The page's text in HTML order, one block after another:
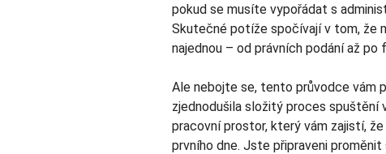
pokud se musíte vypořádat s
Skutečné potíže spočívají v tom, že
najednou – od právních podání až po
Ale nebojte se, tento průvodce vám
zjednodušila složitý proces spuštění
pracovní prostor, který vám zajistí,
prvního dne. Jste připraveni